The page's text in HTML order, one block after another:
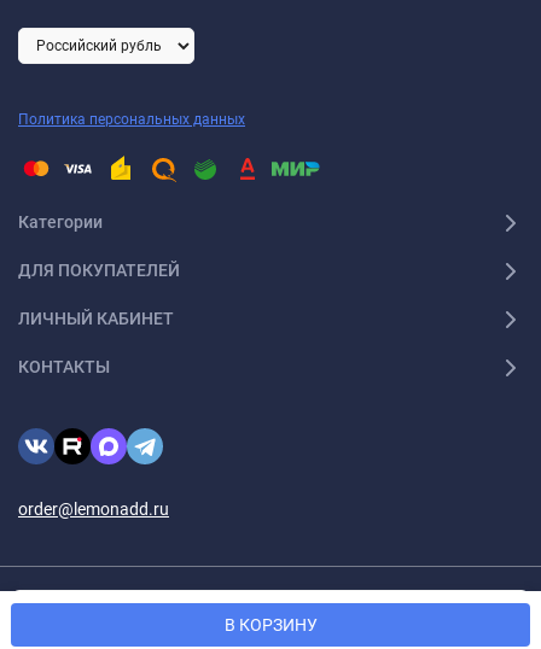
В КОРЗИНУ
Политика персональных данных
Категории
ДЛЯ ПОКУПАТЕЛЕЙ
ЛИЧНЫЙ КАБИНЕТ
КОНТАКТЫ
order@lemonadd.ru